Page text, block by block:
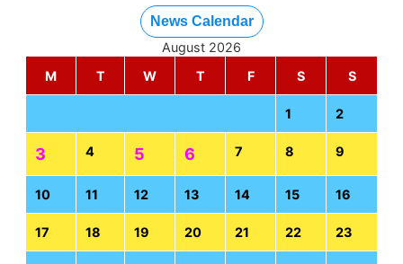
News Calendar
August 2026
M
T W T F S S
1 2
3 4 5 6 7 8 9
10 11 12 13 14 15 16
17 18 19 20 21 22 23